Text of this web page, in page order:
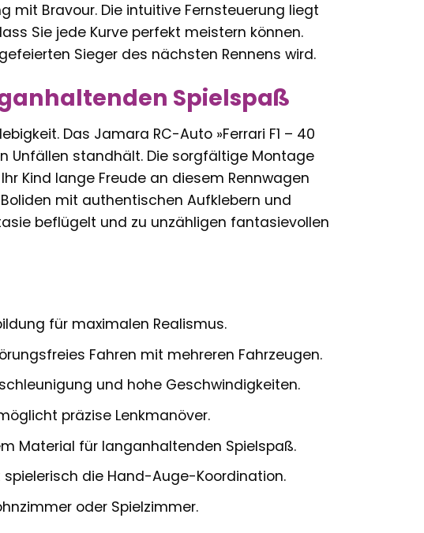
Bravour. Die intuitive Fernsteuerung liegt
Sie jede Kurve perfekt meistern können.
Sieger des nächsten Rennens wird.
Spielspaß
Das Jamara RC-Auto »Ferrari F1 – 40
Unfällen standhält. Die sorgfältige Montage
Kind lange Freude an diesem Rennwagen
mit authentischen Aufklebern und
beflügelt und zu unzähligen fantasievollen
für maximalen Realismus.
Fahren mit mehreren Fahrzeugen.
und hohe Geschwindigkeiten.
präzise Lenkmanöver.
Material für langanhaltenden Spielspaß.
spielerisch die Hand-Auge-Koordination.
oder Spielzimmer.